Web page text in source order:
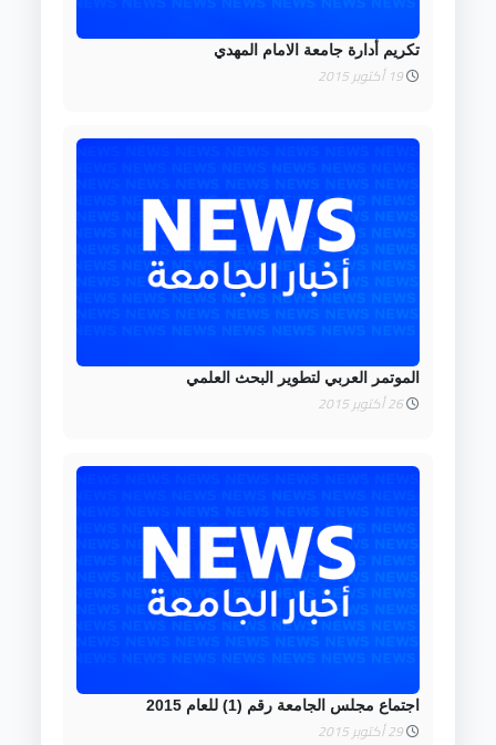
تكريم أدارة جامعة الامام المهدي
19 أكتوبر 2015
الموتمر العربي لتطوير البحث العلمي
26 أكتوبر 2015
اجتماع مجلس الجامعة رقم (1) للعام 2015
29 أكتوبر 2015